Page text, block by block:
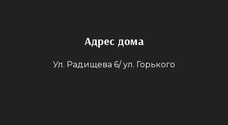
Адрес дома
Ул. Радищева 6/ ул. Горького